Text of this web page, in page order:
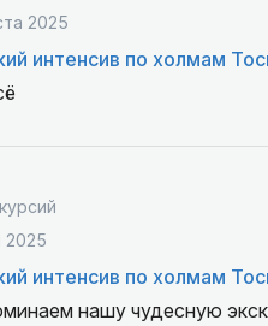
2025
интенсив по холмам
Ничего
2025
интенсив по холмам
нашу чудесную